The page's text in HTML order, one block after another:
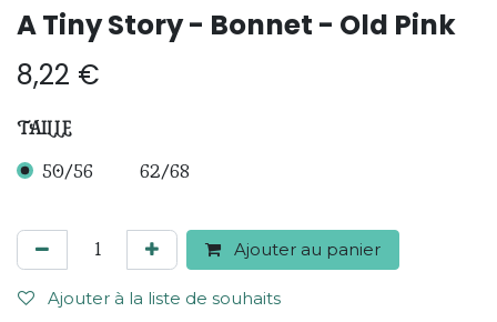
A Tiny Story - Bonnet - Old Pink
8,22 €
TAILLE
50/56 62/68
Ajouter au panier
Ajouter à la liste de souhaits